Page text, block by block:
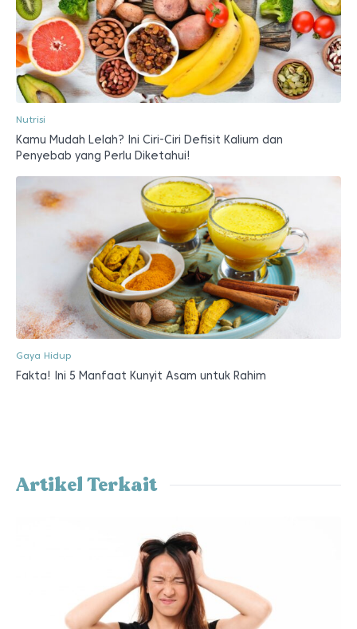
Nutrisi
Kamu Mudah Lelah? Ini Ciri-Ciri Defisit Kalium dan
Penyebab yang Perlu Diketahui!
Gaya Hidup
Fakta! Ini 5 Manfaat Kunyit Asam untuk Rahim
Artikel Terkait